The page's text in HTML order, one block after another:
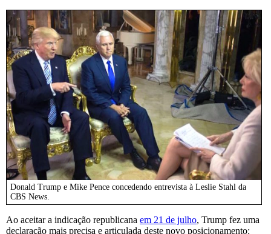
Donald Trump e Mike Pence concedendo entrevista à Leslie Stahl da
CBS News.
Ao aceitar a indicação republicana em 21 de julho, Trump fez uma
declaração mais precisa e articulada deste novo posicionamento: